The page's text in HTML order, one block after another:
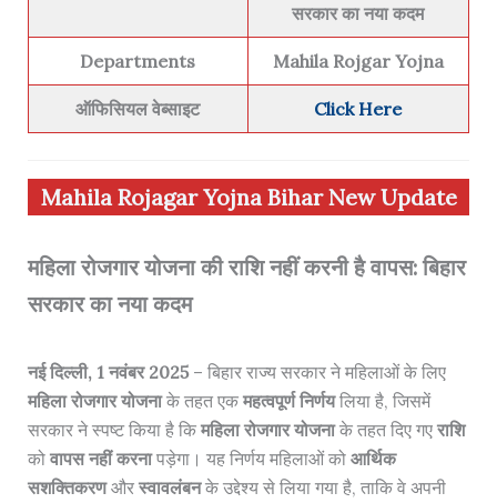
सरकार का नया कदम
Departments Mahila Rojgar Yojna
ऑफिसियल वेब्साइट Click Here
Mahila Rojagar Yojna Bihar New Update
महिला रोजगार योजना की राशि नहीं करनी है वापस: बिहार
सरकार का नया कदम
नई दिल्ली, 1 नवंबर 2025– बिहार राज्य सरकार ने महिलाओं के लिए
महिला रोजगार योजनाके तहत एक महत्वपूर्ण निर्णयलिया है, जिसमें
सरकार ने स्पष्ट किया है कि महिला रोजगार योजनाके तहत दिए गए राशि
को वापस नहीं करनापड़ेगा। यह निर्णय महिलाओं को आर्थिक
सशक्तिकरणऔर स्वावलंबनके उद्देश्य से लिया गया है, ताकि वे अपनी